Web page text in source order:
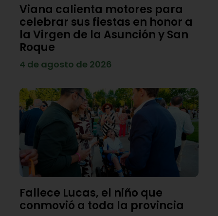
Viana calienta motores para
celebrar sus fiestas en honor a
la Virgen de la Asunción y San
Roque
4 de agosto de 2026
Fallece Lucas, el niño que
conmovió a toda la provincia